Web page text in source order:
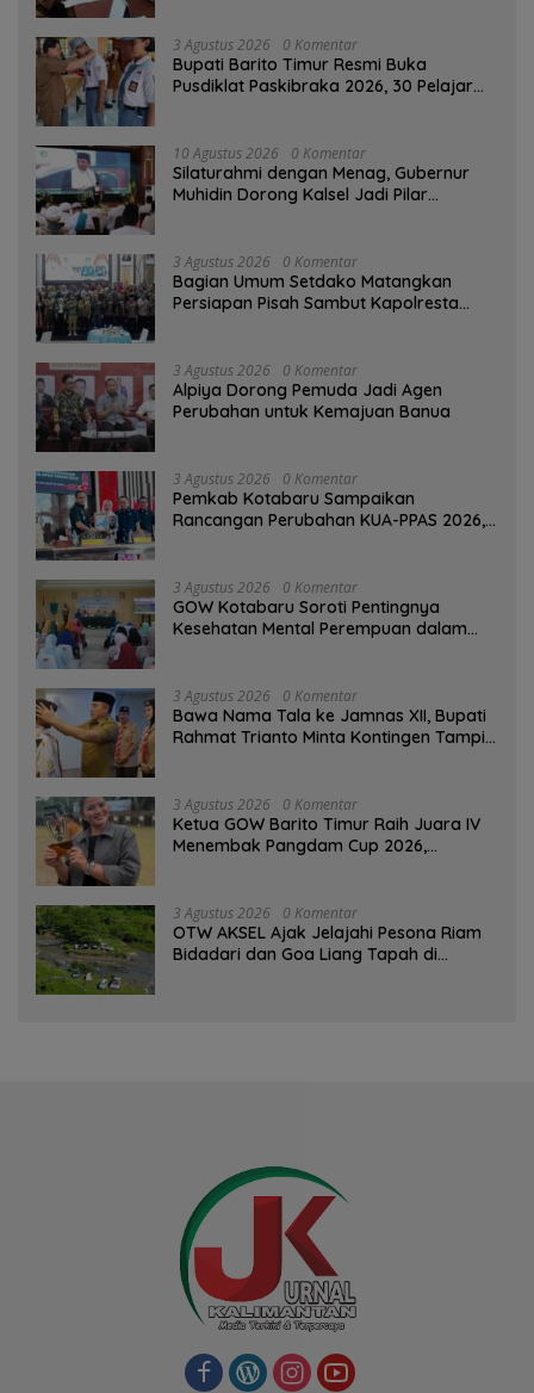
3 Agustus 2026 0 Komentar
Bupati Barito Timur Resmi Buka
Pusdiklat Paskibraka 2026, 30 Pelajar
10 Agustus 2026 0 Komentar
Silaturahmi dengan Menag, Gubernur
Muhidin Dorong Kalsel Jadi Pilar
3 Agustus 2026 0 Komentar
Bagian Umum Setdako Matangkan
Persiapan Pisah Sambut Kapolresta
3 Agustus 2026 0 Komentar
‎Alpiya Dorong Pemuda Jadi Agen
Perubahan untuk Kemajuan Banua ‎
3 Agustus 2026 0 Komentar
Pemkab Kotabaru Sampaikan
Rancangan Perubahan KUA-PPAS 2026,
3 Agustus 2026 0 Komentar
GOW Kotabaru Soroti Pentingnya
Kesehatan Mental Perempuan dalam
3 Agustus 2026 0 Komentar
Bawa Nama Tala ke Jamnas XII, Bupati
Rahmat Trianto Minta Kontingen Tampil
3 Agustus 2026 0 Komentar
Ketua GOW Barito Timur Raih Juara IV
Menembak Pangdam Cup 2026,
3 Agustus 2026 0 Komentar
OTW AKSEL Ajak Jelajahi Pesona Riam
Bidadari dan Goa Liang Tapah di